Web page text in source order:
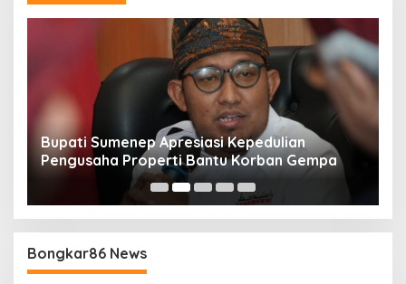
Bupati Sumenep Apresiasi Kepedulian
Pengusaha Properti Bantu Korban Gempa
Bongkar86 News